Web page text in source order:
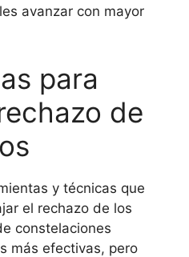
avanzar con mayor
para
de
y técnicas que
el rechazo de los
constelaciones
más efectivas, pero